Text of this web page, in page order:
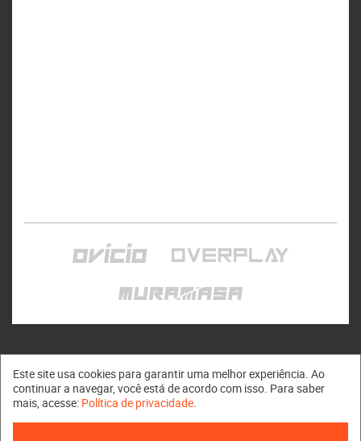
Muramasa © 2011 - 2026
Este site usa cookies para garantir uma melhor experiência. Ao
continuar a navegar, você está de acordo com isso. Para saber
mais, acesse: Política de privacidade.